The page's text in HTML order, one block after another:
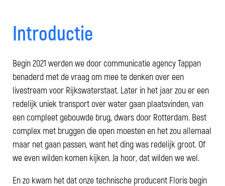
Introductie
Begin 2021 werden we door communicatie agency Tappan
benaderd met de vraag om mee te denken over een
livestream voor Rijkswaterstaat. Later in het jaar zou er een
redelijk uniek transport over water gaan plaatsvinden, van
een compleet gebouwde brug, dwars door Rotterdam. Best
complex met bruggen die open moesten en het zou allemaal
maar net gaan passen, want het ding was redelijk groot. Of
we even wilden komen kijken. Ja hoor, dat wilden we wel.
En zo kwam het dat onze technische producent Floris begin